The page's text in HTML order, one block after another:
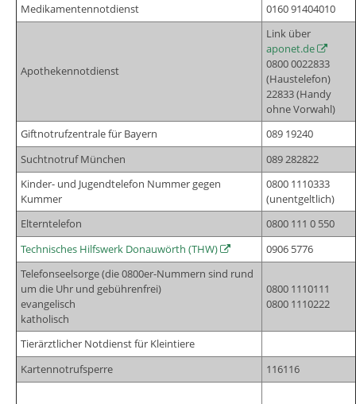
Medikamentennotdienst
0160 91404010
Apothekennotdienst
Link über
aponet.de
0800 0022833
(Haustelefon)
22833 (Handy
ohne Vorwahl)
Giftnotrufzentrale für Bayern
089 19240
Suchtnotruf München
089 282822
Kinder- und Jugendtelefon Nummer gegen
Kummer
0800 1110333
(unentgeltlich)
Elterntelefon
0800 111 0 550
Technisches Hilfswerk Donauwörth (THW)
0906 5776
Telefonseelsorge (die 0800er-Nummern sind rund
um die Uhr und gebührenfrei)
evangelisch
katholisch
0800 1110111
0800 1110222
Tierärztlicher Notdienst für Kleintiere
Kartennotrufsperre
116116